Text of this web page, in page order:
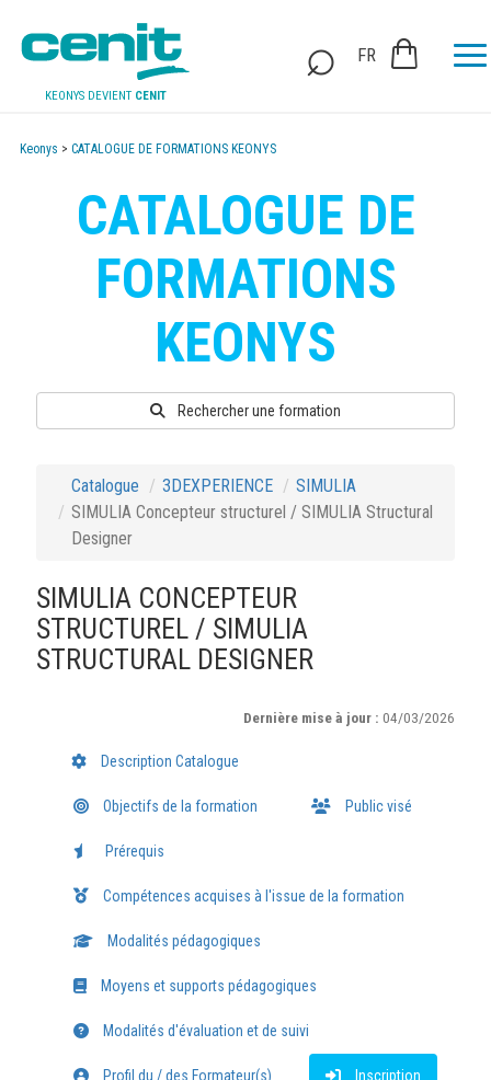
KEONYS DEVIENT CENIT
FR
Keonys > CATALOGUE DE FORMATIONS KEONYS
CATALOGUE DE
FORMATIONS
KEONYS
Rechercher une formation
Catalogue 3DEXPERIENCE
SIMULIA
SIMULIA Concepteur structurel / SIMULIA Structural
Designer
SIMULIA CONCEPTEUR
STRUCTUREL / SIMULIA
STRUCTURAL DESIGNER
Dernière mise à jour :04/03/2026
Description Catalogue
Objectifs de la formation Public visé
Prérequis
Compétences acquises à l'issue de la formation
Modalités pédagogiques
Moyens et supports pédagogiques
Modalités d'évaluation et de suivi
Profil du / des Formateur(s) Inscription